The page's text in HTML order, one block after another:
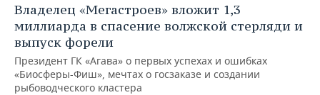
Владелец «Мегастроев» вложит 1,3
миллиарда в спасение волжской стерляди и
выпуск форели
Президент ГК «Агава» о первых успехах и ошибках
«Биосферы-Фиш», мечтах о госзаказе и создании
рыбоводческого кластера